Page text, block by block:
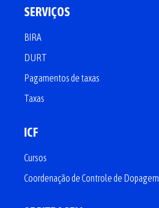
SERVIÇOS
BIRA
DURT
Pagamentos de taxas
Taxas
ICF
Cursos
Coordenação de Controle de Dopagem